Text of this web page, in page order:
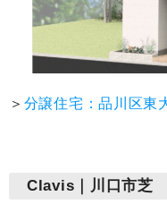
＞ 分譲住宅：品川区東
Clavis｜川口市芝